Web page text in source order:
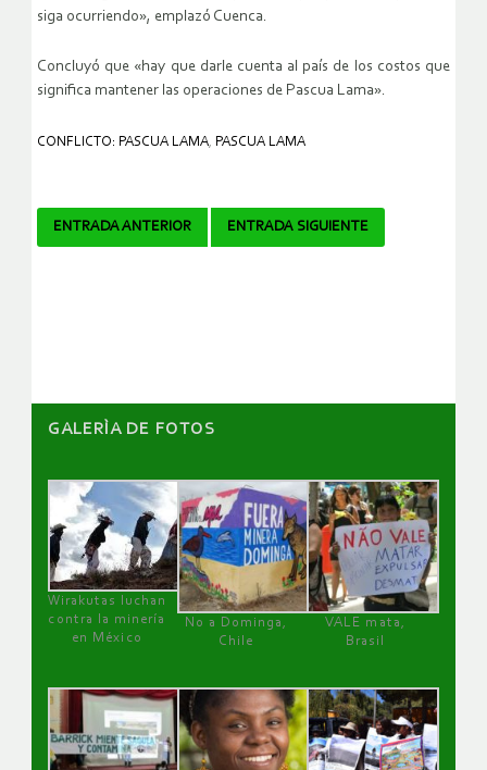
siga ocurriendo», emplazó Cuenca.
Concluyó que «hay que darle cuenta al país de los costos que
significa mantener las operaciones de Pascua Lama».
CONFLICTO: PASCUA LAMA PASCUA LAMA
Navegador
ENTRADA ANTERIOR ENTRADA SIGUIENTE
GALERÌA DE FOTOS
Wirakutas luchan
contra la minería
en México
No a Dominga,
Chile
VALE mata,
Brasil